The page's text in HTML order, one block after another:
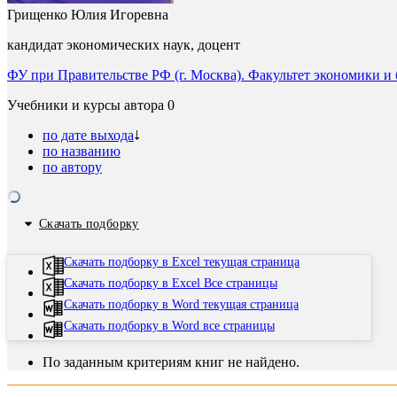
Грищенко Юлия Игоревна
кандидат экономических наук, доцент
ФУ при Правительстве РФ (г. Москва). Факультет экономики и
Учебники и курсы автора 0
по дате выхода
по названию
по автору
Скачать подборку
Скачать подборку в Excel текущая страница
Скачать подборку в Excel Все страницы
Скачать подборку в Word текущая страница
Скачать подборку в Word все страницы
По заданным критериям книг не найдено.